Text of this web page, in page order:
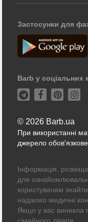
Застосунки для
Barb у соціальних
© 2026 Barb.ua
При використанні
джерело обов'язкове
Інформація,
для
користувачам
надаємо медичні
Якщо у вас виникла
сімейного лікаря.